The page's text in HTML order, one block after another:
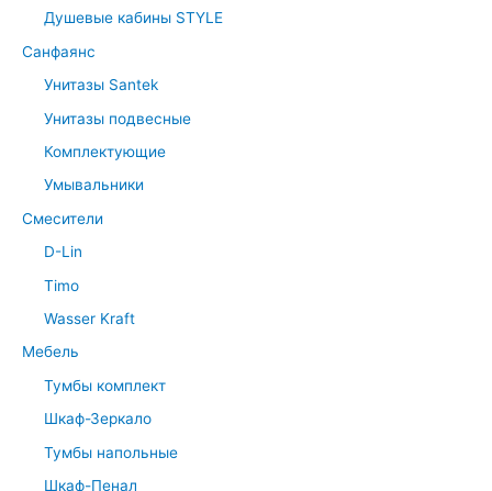
Душевые кабины STYLE
Санфаянс
Унитазы Santek
Унитазы подвесные
Комплектующие
Умывальники
Смесители
D-Lin
Timo
Wasser Kraft
Мебель
Тумбы комплект
Шкаф-Зеркало
Тумбы напольные
Шкаф-Пенал